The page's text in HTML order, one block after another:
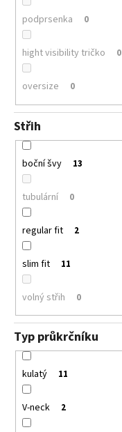
podprsenka 0
hight visibility tričko 0
oversize 0
Střih
boční švy 13
tubulární 0
regular fit 2
slim fit 11
volný střih 0
Typ průkrčníku
kulatý 11
V-neck 2